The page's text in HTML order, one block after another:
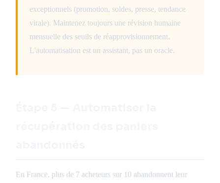
exceptionnels (promotion, soldes, presse, tendance
virale). Maintenez toujours une révision humaine
mensuelle des seuils de réapprovisionnement.
L'automatisation est un assistant, pas un oracle.
En France, plus de 7 acheteurs sur 10 abandonnent leur